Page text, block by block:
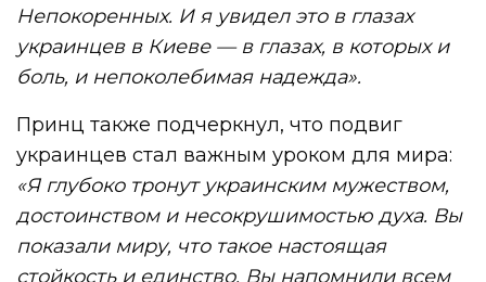
Непокоренных. И я увидел это в глазах
украинцев в Киеве — в глазах, в которых и
боль, и непоколебимая надежда».
Принц также подчеркнул, что подвиг
украинцев стал важным уроком для мира:
«Я глубоко тронут украинским мужеством,
достоинством и несокрушимостью духа. Вы
показали миру, что такое настоящая
стойкость и единство. Вы напомнили всем